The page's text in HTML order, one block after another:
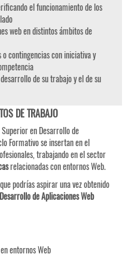
el funcionamiento de los
web en distintos ámbitos de
contingencias con iniciativa y
de su trabajo y el de su
DE TRABAJO
en Desarrollo de
Formativo se insertan en el
trabajando en el sector
relacionadas con entornos Web.
podrías aspirar una vez obtenido
de Aplicaciones Web
entornos Web